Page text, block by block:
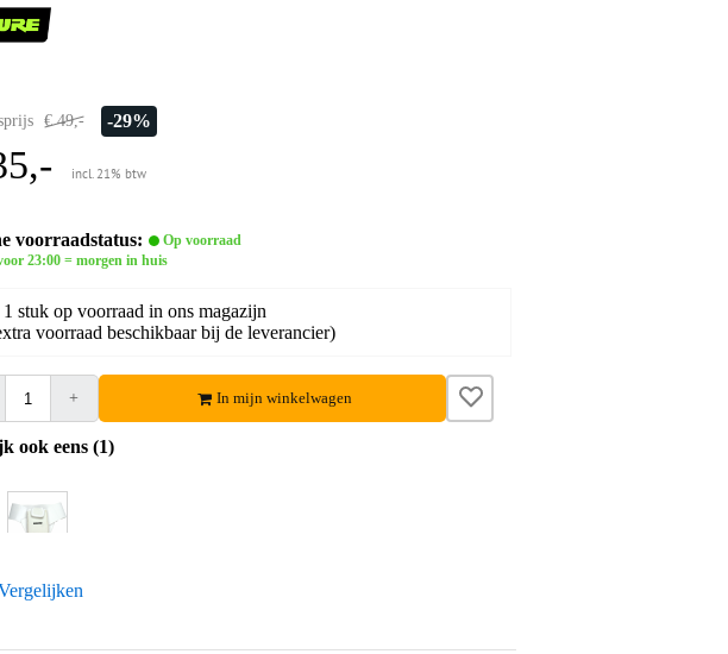
€ 49,- -29%
incl. 21% btw
voorraadstatus:
Op voorraad
23:00 = morgen in huis
stuk op voorraad in ons magazijn
voorraad beschikbaar bij de leverancier)
+ In mijn winkelwagen
ook eens (1)